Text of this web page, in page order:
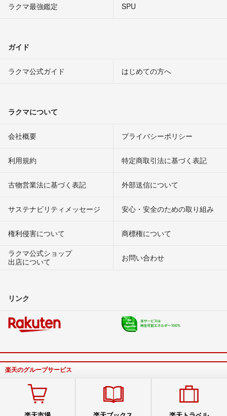
ラクマ最強鑑定
SPU
ガイド
ラクマ公式ガイド はじめての方へ
ラクマについて
会社概要 プライバシーポリシー
利用規約 特定商取引法に基づく表記
古物営業法に基づく表記 外部送信について
サステナビリティメッセージ 安心・安全のための取り組み
権利侵害について
商標権について
ラクマ公式ショップ
出店について
お問い合わせ
リンク
楽天のグループサービス